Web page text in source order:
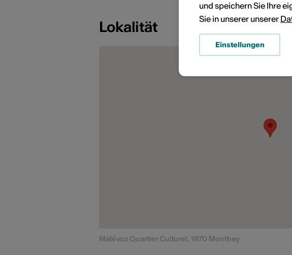
Lokalität
Malévoz Quartier Culturel, 1870 Monthey
und speichern Sie Ihre
Sie in unserer unserer
Einstellungen